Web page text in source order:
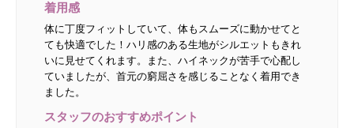
着用感
体に丁度フィットしていて、体もスムーズに動かせてと
ても快適でした！ハリ感のある生地がシルエットもきれ
いに見せてくれます。また、ハイネックが苦手で心配し
ていましたが、首元の窮屈さを感じることなく着用でき
ました。
スタッフのおすすめポイント